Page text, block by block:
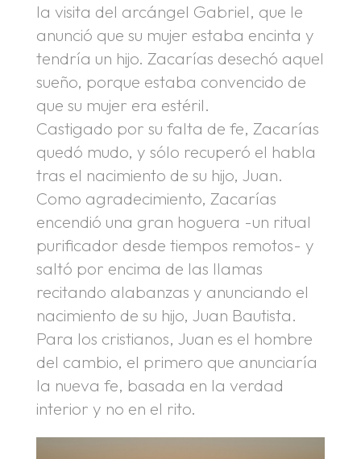
la visita del arcángel Gabriel, que le
anunció que su mujer estaba encinta y
tendría un hijo. Zacarías desechó aquel
sueño, porque estaba convencido de
que su mujer era estéril.
Castigado por su falta de fe, Zacarías
quedó mudo, y sólo recuperó el habla
tras el nacimiento de su hijo, Juan.
Como agradecimiento, Zacarías
encendió una gran hoguera -un ritual
purificador desde tiempos remotos- y
saltó por encima de las llamas
recitando alabanzas y anunciando el
nacimiento de su hijo, Juan Bautista.
Para los cristianos, Juan es el hombre
del cambio, el primero que anunciaría
la nueva fe, basada en la verdad
interior y no en el rito.